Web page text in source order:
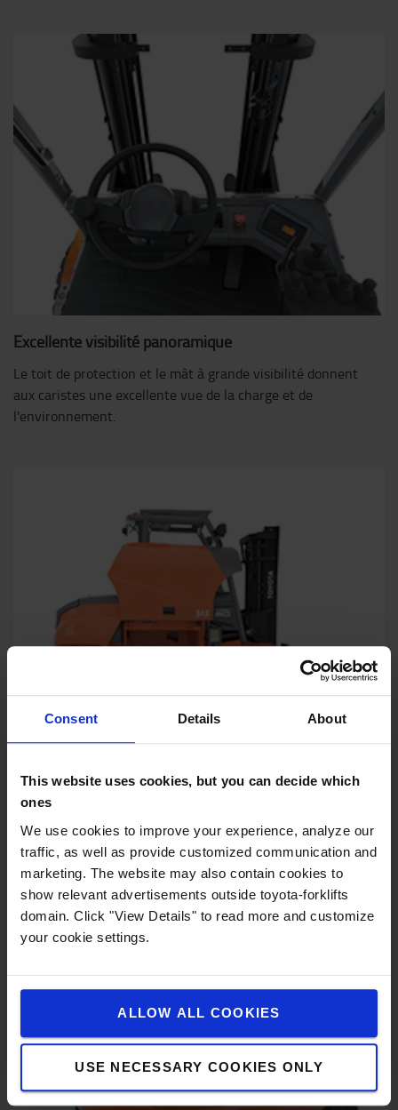
Consent Details About
This website uses cookies, but you can decide which
ones
We use cookies to improve your experience, analyze our
traffic, as well as provide customized communication and
marketing. The website may also contain cookies to
show relevant advertisements outside toyota-forklifts
domain. Click "View Details" to read more and customize
your cookie settings.
ALLOW ALL COOKIES
USE NECESSARY COOKIES ONLY
Excellente visibilité panoramique
Le toit de protection et le mât à grande visibilité donnent
aux caristes une excellente vue de la charge et de
l'environnement.
Accès rapide à la batterie
Le panneau latéral de batterie s’ouvre complètement sans
utiliser d’outils. L'ouverture du chassis permet de retirer la
batterie par le côté grâce à un transpalette électrique.